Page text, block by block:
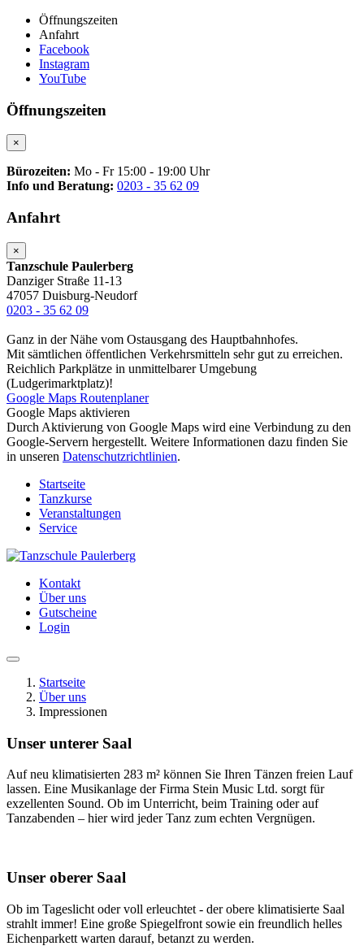
Öffnungszeiten
Anfahrt
Facebook
Instagram
YouTube
Öffnungszeiten
×
Bürozeiten: Mo - Fr 15:00 - 19:00 Uhr
Info und Beratung: 0203 - 35 62 09
Anfahrt
×
Tanzschule Paulerberg
Danziger Straße 11-13
47057 Duisburg-Neudorf
0203 - 35 62 09
Ganz in der Nähe vom Ostausgang des Hauptbahnhofes.
Mit sämtlichen öffentlichen Verkehrsmitteln sehr gut zu erreichen.
Reichlich Parkplätze in unmittelbarer Umgebung
(Ludgerimarktplatz)!
Google Maps Routenplaner
Google Maps aktivieren
Durch Aktivierung von Google Maps wird eine Verbindung zu den
Google-Servern hergestellt. Weitere Informationen dazu finden Sie
in unseren Datenschutzrichtlinien.
Startseite
Tanzkurse
Veranstaltungen
Service
Kontakt
Über uns
Gutscheine
Login
Startseite
Über uns
Impressionen
Unser unterer Saal
Auf neu klimatisierten 283 m² können Sie Ihren Tänzen freien Lauf
lassen. Eine Musikanlage der Firma Stein Music Ltd. sorgt für
exzellenten Sound. Ob im Unterricht, beim Training oder auf
Tanzabenden – hier wird jeder Tanz zum echten Vergnügen.
Unser oberer Saal
Ob im Tageslicht oder voll erleuchtet - der obere klimatisierte Saal
strahlt immer! Eine große Spiegelfront sowie ein freundlich helles
Eichenparkett warten darauf, betanzt zu werden.